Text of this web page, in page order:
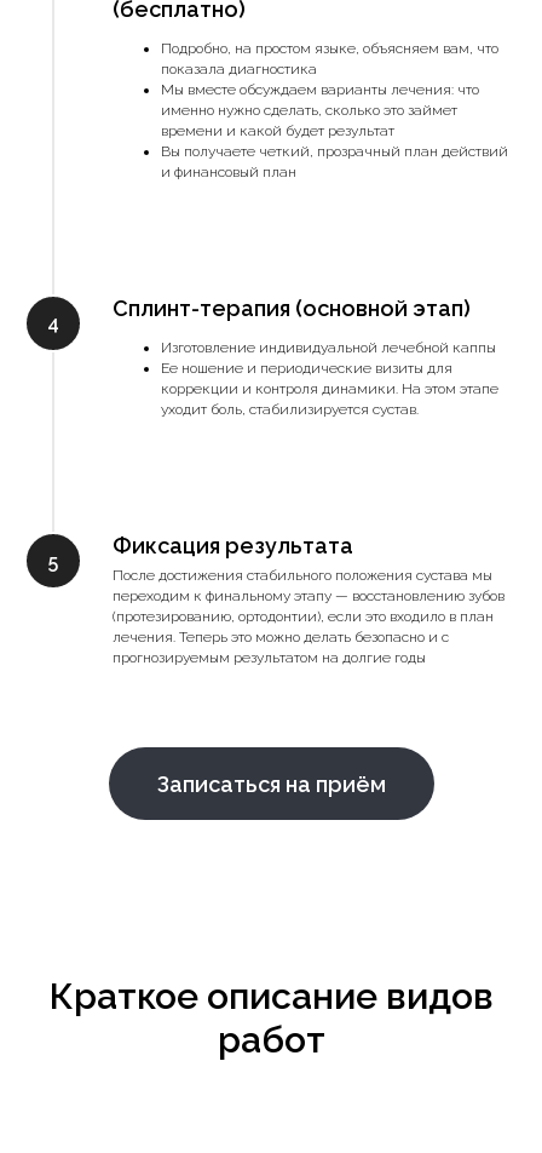
(бесплатно)
Подробно, на простом языке, объясняем вам, что
показала диагностика
Мы вместе обсуждаем варианты лечения: что
именно нужно сделать, сколько это займет
времени и какой будет результат
Вы получаете четкий, прозрачный план действий
и финансовый план
Сплинт-терапия (основной этап)
Изготовление индивидуальной лечебной каппы
Ее ношение и периодические визиты для
коррекции и контроля динамики. На этом этапе
уходит боль, стабилизируется сустав.
Фиксация результата
После достижения стабильного положения сустава мы
переходим к финальному этапу — восстановлению зубов
(протезированию, ортодонтии), если это входило в план
лечения. Теперь это можно делать безопасно и с
прогнозируемым результатом на долгие годы
Записаться на приём
Краткое описание видов
работ